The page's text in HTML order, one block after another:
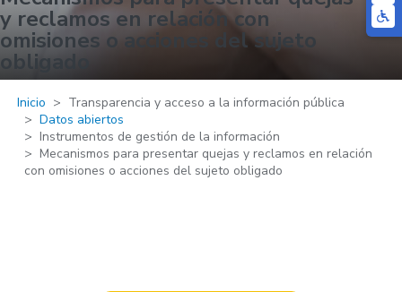
y reclamos en relación con
omisiones o acciones del sujeto
obligado
Inicio
Transparencia y acceso a la información pública
Datos abiertos
Instrumentos de gestión de la información
Mecanismos para presentar quejas y reclamos en relación
con omisiones o acciones del sujeto obligado